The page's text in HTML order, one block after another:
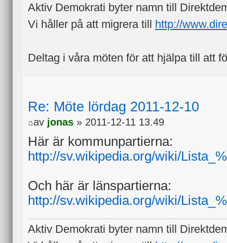
Aktiv Demokrati byter namn till
Vi håller på att migrera till http://
Deltag i våra möten för att hjälpa till att
Re: Möte lördag 2011-12-10
av jonas » 2011-12-11 13.49
Här är kommunpartierna:
http://sv.wikipedia.org/wiki/
Och här är länspartierna:
http://sv.wikipedia.org/wiki/
Aktiv Demokrati byter namn till